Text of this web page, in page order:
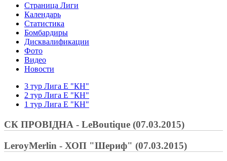
Страница Лиги
Календарь
Статистика
Бомбардиры
Дисквалификации
Фото
Видео
Новости
3 тур Лига E "КН"
2 тур Лига E "КН"
1 тур Лига E "КН"
СК ПРОВІДНА - LeBoutique (07.03.2015)
LeroyMerlin - ХОП "Шериф" (07.03.2015)